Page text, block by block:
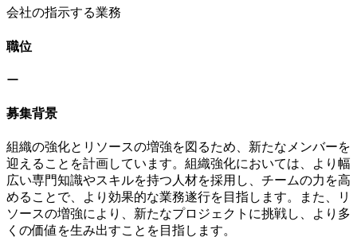
会社の指示する業務
職位
ー
募集背景
組織の強化とリソースの増強を図るため、新たなメンバーを
迎えることを計画しています。組織強化においては、より幅
広い専門知識やスキルを持つ人材を採用し、チームの力を高
めることで、より効果的な業務遂行を目指します。また、リ
ソースの増強により、新たなプロジェクトに挑戦し、より多
くの価値を生み出すことを目指します。